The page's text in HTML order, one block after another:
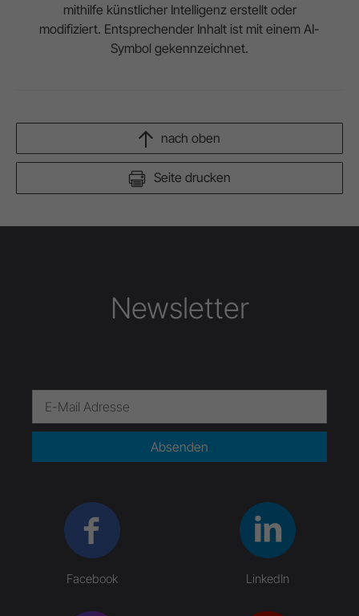
mithilfe künstlicher Intelligenz erstellt oder
modifiziert. Entsprechender Inhalt ist mit einem AI-
Symbol gekennzeichnet.
Seite drucken
nach oben
Newsletter
Absenden
Facebook LinkedIn